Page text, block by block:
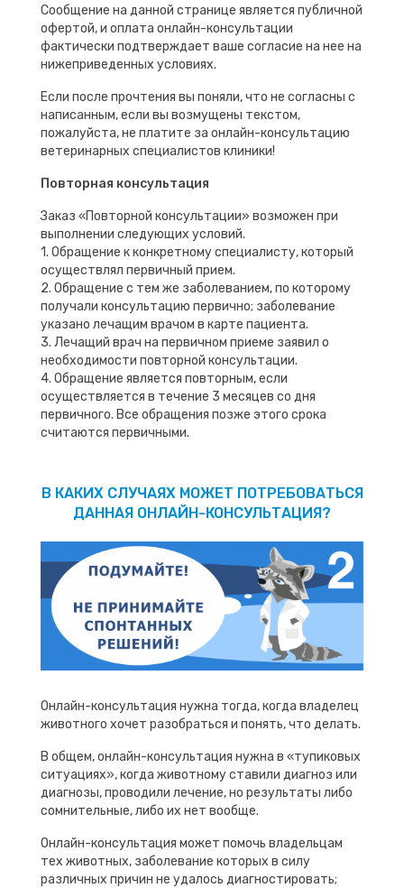
Сообщение на данной странице является публичной
офертой, и оплата онлайн-консультации
фактически подтверждает ваше согласие на нее на
нижеприведенных условиях.
Если после прочтения вы поняли, что не согласны с
написанным, если вы возмущены текстом,
пожалуйста, не платите за онлайн-консультацию
ветеринарных специалистов клиники!
Повторная консультация
Заказ «Повторной консультации» возможен при
выполнении следующих условий.
1. Обращение к конкретному специалисту, который
осуществлял первичный прием.
2. Обращение с тем же заболеванием, по которому
получали консультацию первично; заболевание
указано лечащим врачом в карте пациента.
3. Лечащий врач на первичном приеме заявил о
необходимости повторной консультации.
4. Обращение является повторным, если
осуществляется в течение 3 месяцев со дня
первичного. Все обращения позже этого срока
считаются первичными.
В КАКИХ СЛУЧАЯХ МОЖЕТ ПОТРЕБОВАТЬСЯ
ДАННАЯ ОНЛАЙН-КОНСУЛЬТАЦИЯ?
Онлайн-консультация нужна тогда, когда владелец
животного хочет разобраться и понять, что делать.
В общем, онлайн-консультация нужна в «тупиковых
ситуациях», когда животному ставили диагноз или
диагнозы, проводили лечение, но результаты либо
сомнительные, либо их нет вообще.
Онлайн-консультация может помочь владельцам
тех животных, заболевание которых в силу
различных причин не удалось диагностировать;